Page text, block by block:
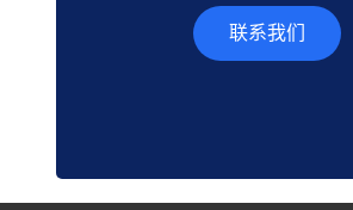
联系我们